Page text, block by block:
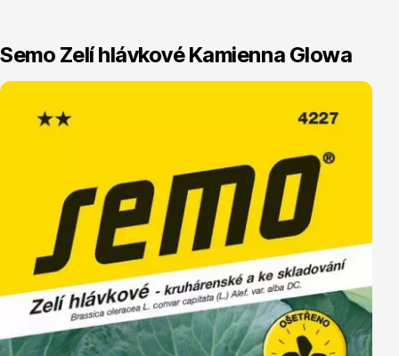
Jehličnany
Vřesovištní rostliny
Semo Zelí hlávkové Kamienna Glowa